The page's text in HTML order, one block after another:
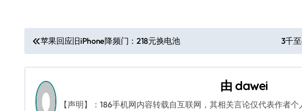
文
章
导
航
苹果回应旧iPhone降频门：218元换电池 3千
由 dawei
【声明】：186手机网内容转载自互联网，其相关言论仅代表作者